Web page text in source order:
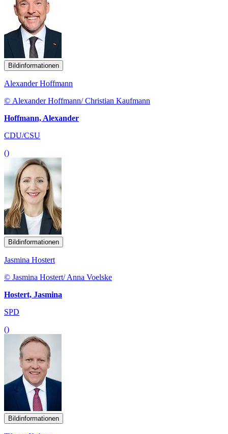
Bildinformationen
Alexander Hoffmann
© Alexander Hoffmann/ Christian Kaufmann
Hoffmann, Alexander
CDU/CSU
()
Bildinformationen
Jasmina Hostert
© Jasmina Hostert/ Anna Voelske
Hostert, Jasmina
SPD
()
Bildinformationen